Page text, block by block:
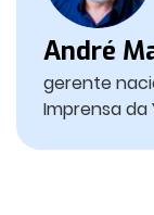
André
gerente
Imprensa da